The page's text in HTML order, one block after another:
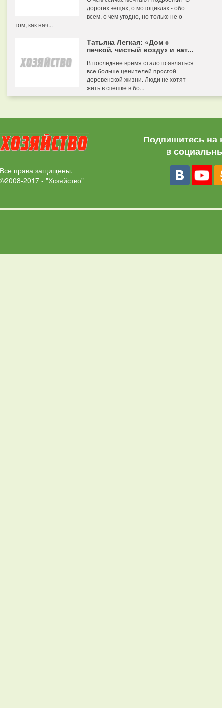
дорогих вещах, о мотоциклах - обо
всем, о чем угодно, но только не о
том, как нач...
Татьяна Легкая: «Дом с
печкой, чистый воздух и нат...
В последнее время стало появляться
все больше ценителей простой
деревенской жизни. Люди не хотят
жить в спешке в бо...
Все права защищены.
©2008-2017 - "Хозяйство"
Подпишитесь на
в